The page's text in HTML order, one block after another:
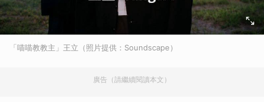
「喵喵教教主」王立（照片提供：Soundscape）
廣告（請繼續閱讀本文）